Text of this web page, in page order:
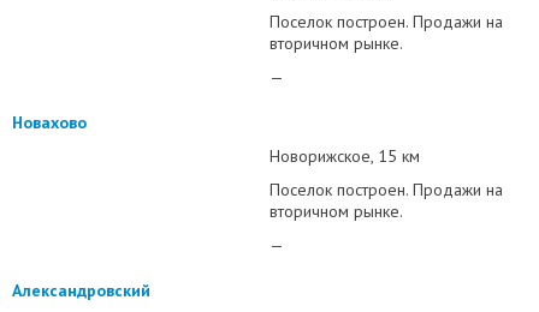
Поселок построен. Продажи на
вторичном рынке.
—
Новахово
Новорижское 15 км
Поселок построен. Продажи на
вторичном рынке.
—
Александровский